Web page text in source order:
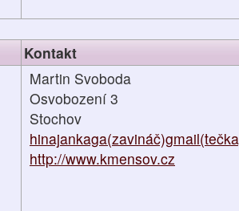
Kontakt
Martin Svoboda
Osvobození 3
Stochov
http://www.kmensov.cz